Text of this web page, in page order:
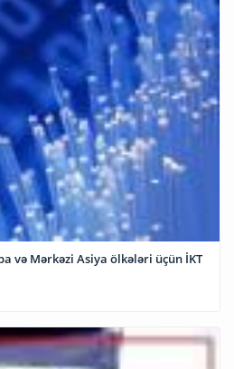
və Mərkəzi Asiya ölkələri üçün İKT